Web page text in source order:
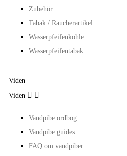
Zubehör
Tabak / Raucherartikel
Wasserpfeifenkohle
Wasserpfeifentabak
Viden
Viden  
Vandpibe ordbog
Vandpibe guides
FAQ om vandpiber